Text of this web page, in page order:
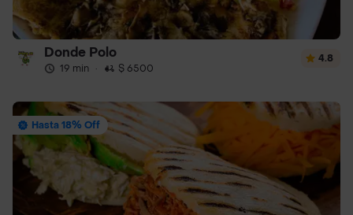
Donde Polo
19 min · $ 6500
4.8
Hasta 18% Off